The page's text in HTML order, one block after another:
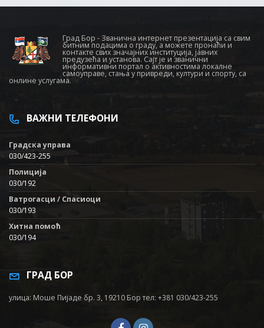
Град Бор - Званична интернет презентација са свим
битним подацима о граду, а можете пронаћи и
контакте свих значајних институција, јавних
предузећа и установа. Сајт је и званични
информативни портал о активностима локалне
самоуправе, стања у привреди, култури и спорту, са
онлине услугама.
ВАЖНИ ТЕЛЕФОНИ
Градска управа
030/423-255
Полиција
030/192
Ватрогасци / Спасиоци
030/193
Хитна помоћ
030/194
ГРАД БОР
улица: Моше Пијаде бр. 3, 19210 Бор тел: +381 030/423-255